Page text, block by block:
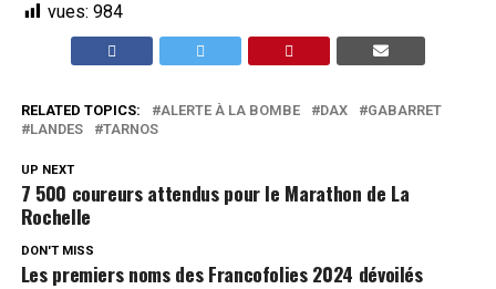
vues: 984
RELATED TOPICS: ALERTE À LA BOMBE DAX
GABARRET
LANDES
TARNOS
UP NEXT
7 500 coureurs attendus pour le Marathon de La
Rochelle
DON'T MISS
Les premiers noms des Francofolies 2024 dévoilés